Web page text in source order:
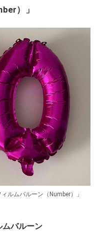
）」
ルムバルーン（Number）」
ムバルーン